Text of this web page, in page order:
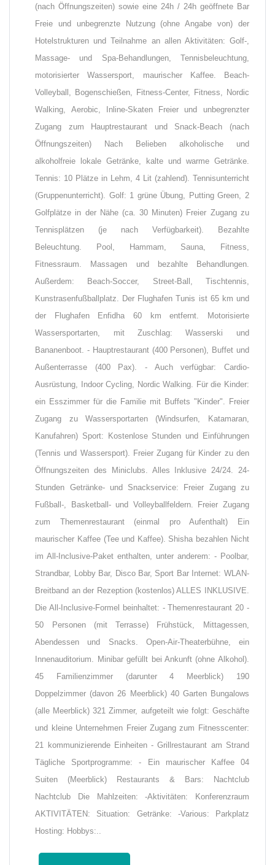
(nach Öffnungszeiten) sowie eine 24h / 24h geöffnete Bar
Freie und unbegrenzte Nutzung (ohne Angabe von) der
Hotelstrukturen und Teilnahme an allen Aktivitäten: Golf-,
Massage- und Spa-Behandlungen, Tennisbeleuchtung,
motorisierter Wassersport, maurischer Kaffee. Beach-
Volleyball, Bogenschießen, Fitness-Center, Fitness, Nordic
Walking, Aerobic, Inline-Skaten Freier und unbegrenzter
Zugang zum Hauptrestaurant und Snack-Beach (nach
Öffnungszeiten) Nach Belieben alkoholische und
alkoholfreie lokale Getränke, kalte und warme Getränke.
Tennis: 10 Plätze in Lehm, 4 Lit (zahlend). Tennisunterricht
(Gruppenunterricht). Golf: 1 grüne Übung, Putting Green, 2
Golfplätze in der Nähe (ca. 30 Minuten) Freier Zugang zu
Tennisplätzen (je nach Verfügbarkeit). Bezahlte
Beleuchtung. Pool, Hammam, Sauna, Fitness,
Fitnessraum. Massagen und bezahlte Behandlungen.
Außerdem: Beach-Soccer, Street-Ball, Tischtennis,
Kunstrasenfußballplatz. Der Flughafen Tunis ist 65 km und
der Flughafen Enfidha 60 km entfernt. Motorisierte
Wassersportarten, mit Zuschlag: Wasserski und
Bananenboot. - Hauptrestaurant (400 Personen), Buffet und
Außenterrasse (400 Pax). - Auch verfügbar: Cardio-
Ausrüstung, Indoor Cycling, Nordic Walking. Für die Kinder:
ein Esszimmer für die Familie mit Buffets "Kinder". Freier
Zugang zu Wassersportarten (Windsurfen, Katamaran,
Kanufahren) Sport: Kostenlose Stunden und Einführungen
(Tennis und Wassersport). Freier Zugang für Kinder zu den
Öffnungszeiten des Miniclubs. Alles Inklusive 24/24. 24-
Stunden Getränke- und Snackservice: Freier Zugang zu
Fußball-, Basketball- und Volleyballfeldern. Freier Zugang
zum Themenrestaurant (einmal pro Aufenthalt) Ein
maurischer Kaffee (Tee und Kaffee). Shisha bezahlen Nicht
im All-Inclusive-Paket enthalten, unter anderem: - Poolbar,
Strandbar, Lobby Bar, Disco Bar, Sport Bar Internet: WLAN-
Breitband an der Rezeption (kostenlos) ALLES INKLUSIVE.
Die All-Inclusive-Formel beinhaltet: - Themenrestaurant 20 -
50 Personen (mit Terrasse) Frühstück, Mittagessen,
Abendessen und Snacks. Open-Air-Theaterbühne, ein
Innenauditorium. Minibar gefüllt bei Ankunft (ohne Alkohol).
45 Familienzimmer (darunter 4 Meerblick) 190
Doppelzimmer (davon 26 Meerblick) 40 Garten Bungalows
(alle Meerblick) 321 Zimmer, aufgeteilt wie folgt: Geschäfte
und kleine Unternehmen Freier Zugang zum Fitnesscenter:
21 kommunizierende Einheiten - Grillrestaurant am Strand
Tägliche Sportprogramme: - Ein maurischer Kaffee 04
Suiten (Meerblick) Restaurants & Bars: Nachtclub
Nachtclub Die Mahlzeiten: -Aktivitäten: Konferenzraum
AKTIVITÄTEN: Situation: Getränke: -Various: Parkplatz
Hosting: Hobbys:..